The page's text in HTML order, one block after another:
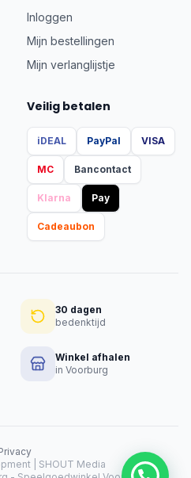
Inloggen
Mijn bestellingen
Mijn verlanglijstje
Veilig betalen
iDEAL PayPal VISA
MC Bancontact
Klarna Pay
Cadeaubon
30 dagen
bedenktijd
Winkel afhalen
in Voorburg
| SHOUT Media
u hulp nodig?